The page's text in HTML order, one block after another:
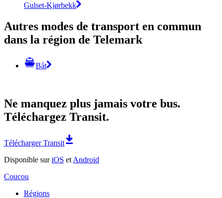
Gulset-Kjørbekk
Autres modes de transport en commun
dans la région de Telemark
Båt
Ne manquez plus jamais votre bus.
Téléchargez Transit.
Télécharger Transit
Disponible suriOS et Android
Coucou
Régions